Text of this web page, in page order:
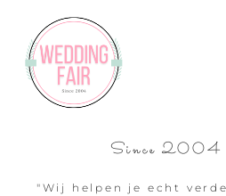
Since 2004
"Wij helpen je echt